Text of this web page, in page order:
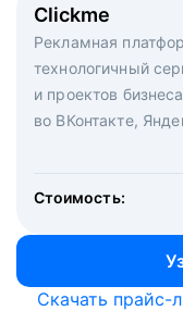
Clickme
Рекламная
технологичный
и проектов
во ВКонтакте,
Стоимость:
Вакансия дня
Рекламный формат
hh.ru. Увеличивает
Массовый подбор
кандидатов и
маркетологи,
hh.ru с целым
Скачать прайс-